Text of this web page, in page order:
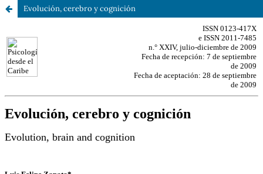
Evolución, cerebro y cognición